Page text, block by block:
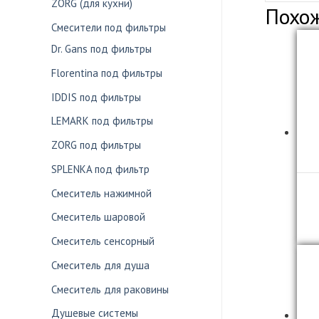
ZORG (для кухни)
Смесители под фильтры
Dr. Gans под фильтры
Florentina под фильтры
IDDIS под фильтры
LEMARK под фильтры
ZORG под фильтры
SPLENKA под фильтр
Смеситель нажимной
Смеситель шаровой
Смеситель сенсорный
Смеситель для душа
Смеситель для раковины
Душевые системы